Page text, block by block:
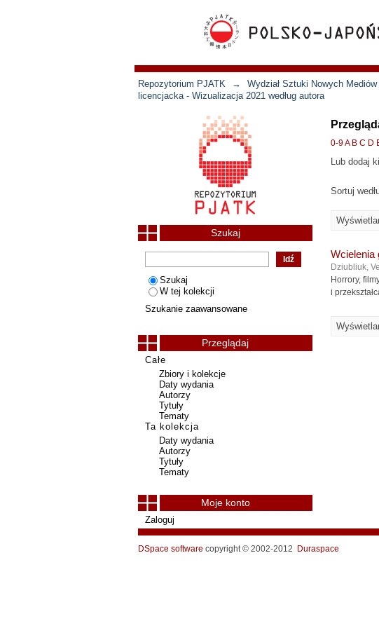
Repozytorium PJATK → Wydział Sztuki Nowych
licencjacka - Wizualizacja 2021 według autora
0-9A B C D
Lub dodaj
Sortuj
Dziubliuk,
Horrory,
i
Szukaj
Szukaj
W tej kolekcji
Szukanie zaawansowane
Przeglądaj
Całe
Zbiory i kolekcje
Daty wydania
Autorzy
Tytuły
Tematy
Ta kolekcja
Daty wydania
Autorzy
Tytuły
Tematy
Moje konto
Zaloguj
DSpace software copyright © 2002-2012 Duraspace